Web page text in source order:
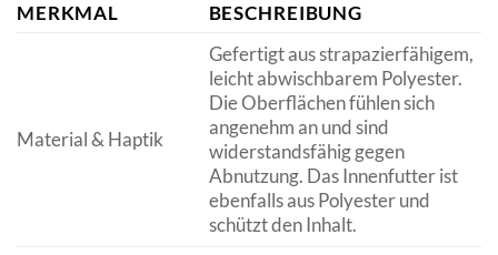
MERKMAL BESCHREIBUNG
Material & Haptik
Gefertigt aus strapazierfähigem,
leicht abwischbarem Polyester.
Die Oberflächen fühlen sich
angenehm an und sind
widerstandsfähig gegen
Abnutzung. Das Innenfutter ist
ebenfalls aus Polyester und
schützt den Inhalt.